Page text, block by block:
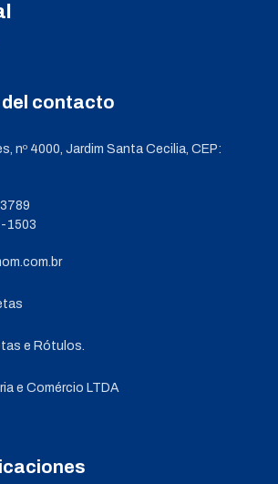
contacto
nº 4000, Jardim Santa Cecilia, CEP:
1503
e Rótulos.
e Comércio LTDA